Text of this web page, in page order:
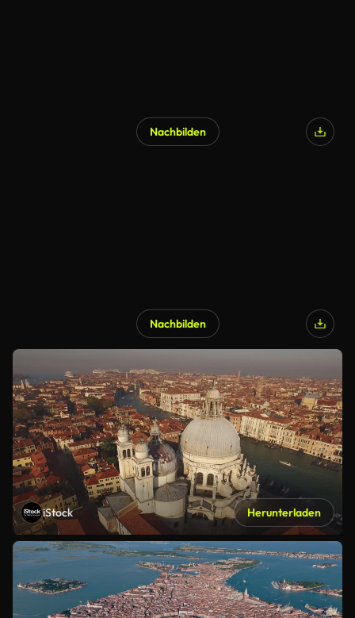
Nachbilden
Nachbilden
iStock Herunterladen